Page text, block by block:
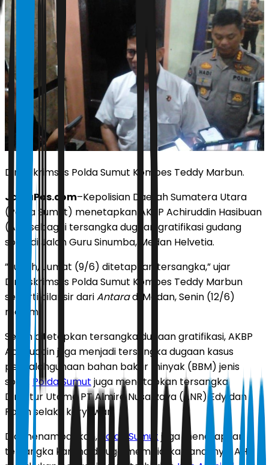
Dirreskrimsus Polda Sumut Kombes Teddy Marbun.
JawaPos.com–Kepolisian Daerah Sumatera Utara
(Polda Sumut) menetapkan AKBP Achiruddin Hasibuan
(AH) sebagai tersangka dugaan gratifikasi gudang
solar di Jalan Guru Sinumba, Medan Helvetia.
”Sudah, Jumat (9/6) ditetapkan tersangka,” ujar
Dirreskrimsus Polda Sumut Kombes Teddy Marbun
seperti dilansir dariAntaradi Medan, Senin (12/6)
malam.
Selain ditetapkan tersangka dugaan gratifikasi, AKBP
Achiruddin juga menjadi tersangka dugaan kasus
penyalahgunaan bahan bakar minyak (BBM) jenis
solar. Polda Sumut juga menetapkan tersangka
Direktur Utama PT Almira Nusa Raya (ANR) Edy dan
Parlin selaku karyawan.
Dia menambahkan, Polda Sumut juga menetapkan
tersangka karena diduga membiarkan anaknya, AH